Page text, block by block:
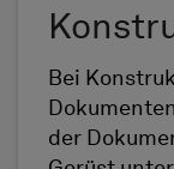
Bei
der